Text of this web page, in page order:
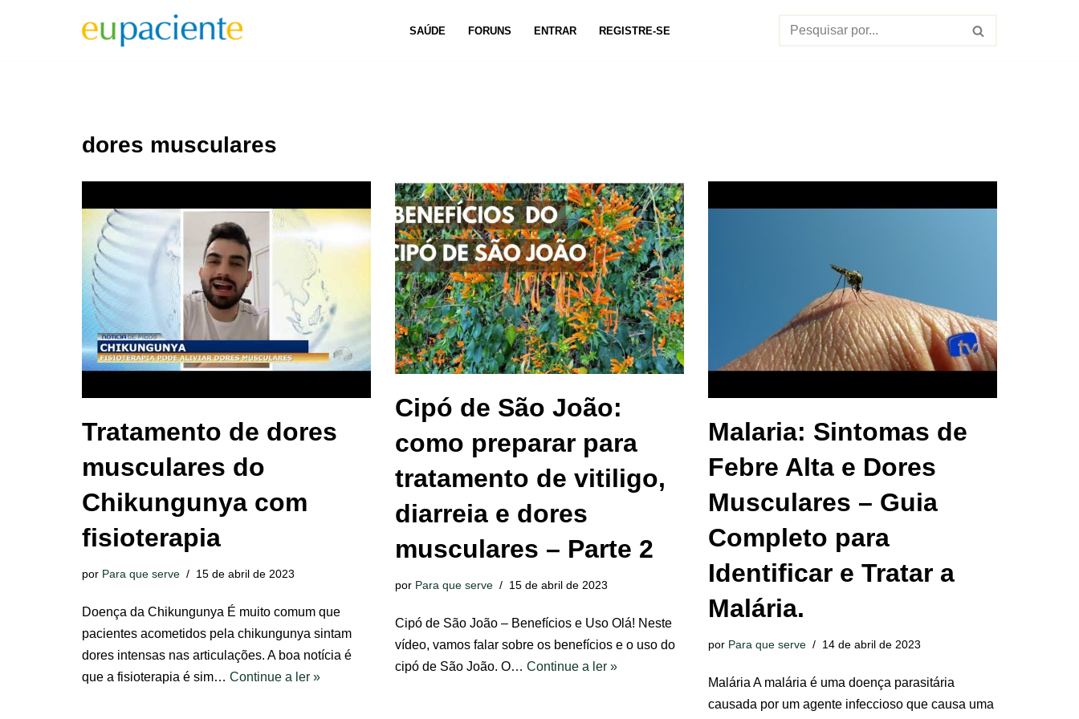
SAÚDE FORUNS ENTRAR REGISTRE-SE
dores musculares
Tratamento de dores
musculares do
Chikungunya com
fisioterapia
por Para que serve 15 de abril de 2023
Doença da Chikungunya É muito comum que
pacientes acometidos pela chikungunya sintam
dores intensas nas articulações. A boa notícia é
que a fisioterapia é sim… Continue a ler »
Cipó de São João:
como preparar para
tratamento de vitiligo,
diarreia e dores
musculares – Parte 2
por Para que serve 15 de abril de 2023
Cipó de São João – Benefícios e Uso Olá! Neste
vídeo, vamos falar sobre os benefícios e o uso do
cipó de São João. O… Continue a ler »
Malaria: Sintomas de
Febre Alta e Dores
Musculares – Guia
Completo para
Identificar e Tratar a
Malária.
por Para que serve 14 de abril de 2023
Malária A malária é uma doença parasitária
causada por um agente infeccioso que causa uma